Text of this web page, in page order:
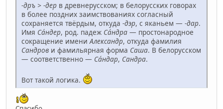
-дръ > -дер в древнерусском; в белорусских говорах
в более поздних заимствованиях согласный
сохраняется твёрдым, откуда -дэр, с яканьем — -дар.
Имя Са́ндер, род. падеж Са́ндра — простонародное
сокращение имениАлександр, откуда фамилия
Сандров и фамильярная форма Саша. В белорусском
— соответственно — Са́ндар, Сандра.
Вот такой логика.